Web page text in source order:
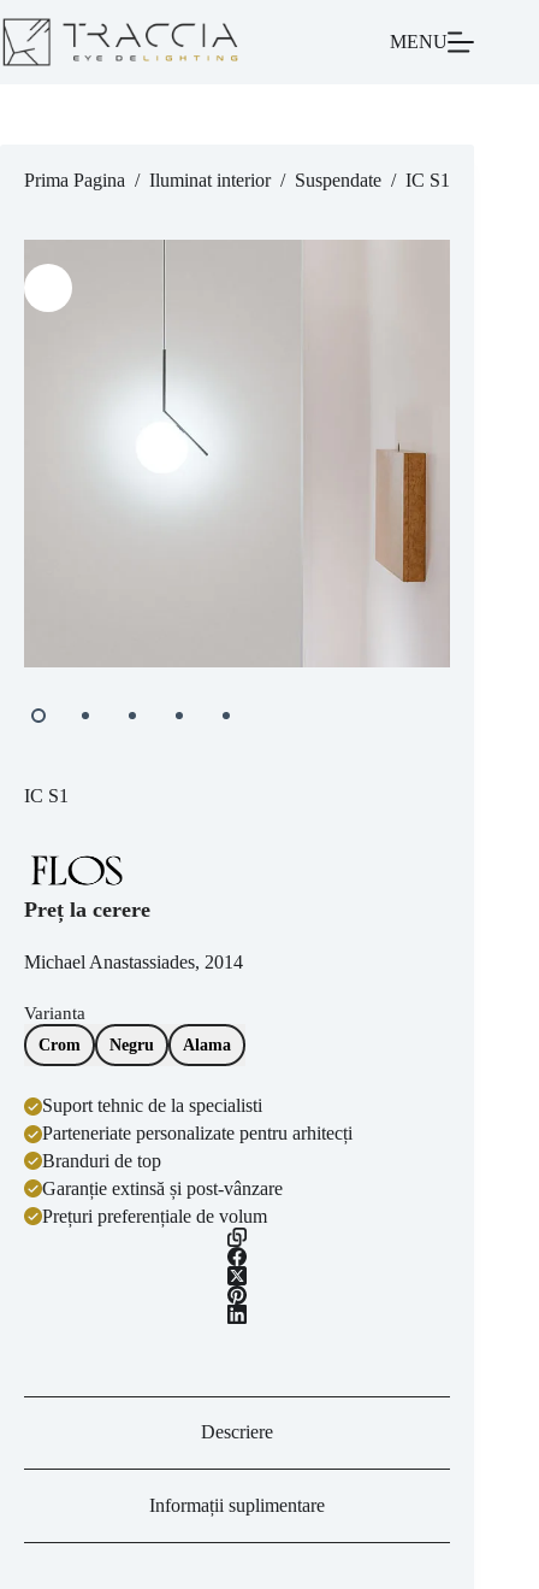
MENU
Prima Pagina / Iluminat interior / Suspendate / IC S1
IC S1
Preț la cerere
Michael Anastassiades, 2014
Varianta
Crom Negru Alama
Suport tehnic de la specialisti
Parteneriate personalizate pentru arhitecți
Branduri de top
Garanție extinsă și post-vânzare
Prețuri preferențiale de volum
Descriere
Informații suplimentare